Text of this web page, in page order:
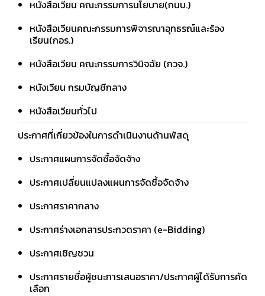
หนังสือเวียน คณะกรรมการนโยบาย(กนบ.)
หนังสือเวียนคณะกรรมการพิจารณาอุทธรณ์และร้อง
เรียน(กอร.)
หนังสือเวียน คณะกรรมการวินิจฉัย (กวจ.)
หนังเวียน กรมบัญชีกลาง
หนังสือเวียนทั่วไป
ประกาศที่เกี่ยวข้องในการดำเนินงานด้านพัสดุ
ประกาศแผนการจัดซื้อจัดจ้าง
ประกาศเปลี่ยนแปลงแผนการจัดซื้อจัดจ้าง
ประกาศราคากลาง
ประกาศร่างเอกสารประกวดราคา (e-Bidding)
ประกาศเชิญชวน
ประกาศรายชื่อผู้ชนะการเสนอราคา/ประกาศผู้ได้รับการคัด
เลือก